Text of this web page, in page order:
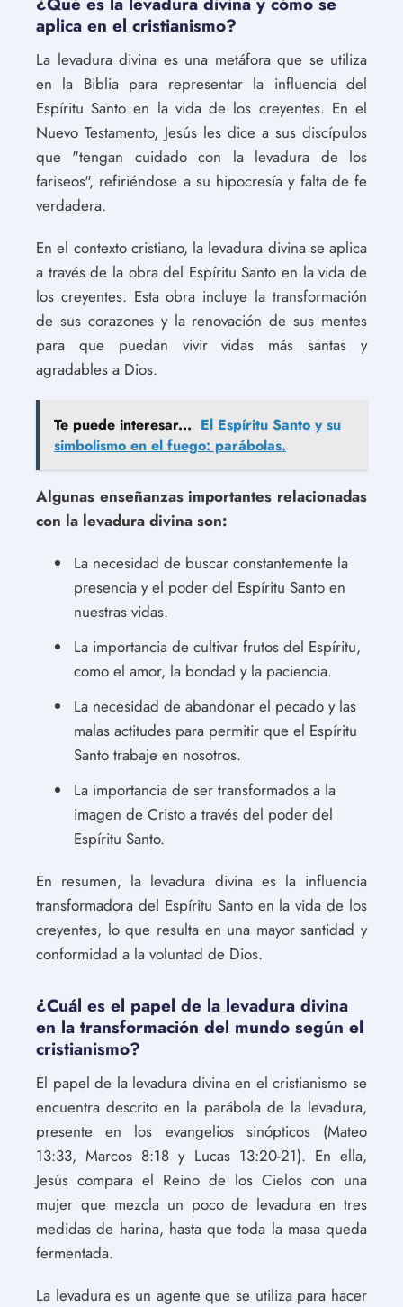
aplica en el cristianismo?
La levadura divina es una metáfora que se utiliza
en la Biblia para representar la influencia del
Espíritu Santo en la vida de los creyentes. En el
Nuevo Testamento, Jesús les dice a sus discípulos
que "tengan cuidado con la levadura de los
fariseos", refiriéndose a su hipocresía y falta de fe
verdadera.
En el contexto cristiano, la levadura divina se aplica
a través de la obra del Espíritu Santo en la vida de
los creyentes. Esta obra incluye la transformación
de sus corazones y la renovación de sus mentes
para que puedan vivir vidas más santas y
agradables a Dios.
Te puede interesar... El Espíritu Santo y su
simbolismo en el fuego: parábolas.
Algunas enseñanzas importantes relacionadas
con la levadura divina son:
La necesidad de buscar constantemente la
presencia y el poder del Espíritu Santo en
nuestras vidas.
La importancia de cultivar frutos del Espíritu,
como el amor, la bondad y la paciencia.
La necesidad de abandonar el pecado y las
malas actitudes para permitir que el Espíritu
Santo trabaje en nosotros.
La importancia de ser transformados a la
imagen de Cristo a través del poder del
Espíritu Santo.
En resumen, la levadura divina es la influencia
transformadora del Espíritu Santo en la vida de los
creyentes, lo que resulta en una mayor santidad y
conformidad a la voluntad de Dios.
¿Cuál es el papel de la levadura divina
en la transformación del mundo según el
cristianismo?
El papel de la levadura divina en el cristianismo se
encuentra descrito en la parábola de la levadura,
presente en los evangelios sinópticos (Mateo
13:33, Marcos 8:18 y Lucas 13:20-21). En ella,
Jesús compara el Reino de los Cielos con una
mujer que mezcla un poco de levadura en tres
medidas de harina, hasta que toda la masa queda
fermentada.
La levadura es un agente que se utiliza para hacer